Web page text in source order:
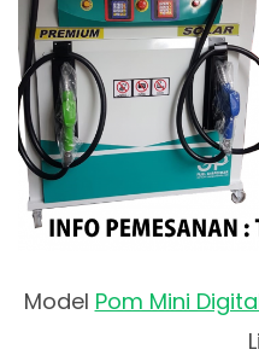
Model Pom Mini